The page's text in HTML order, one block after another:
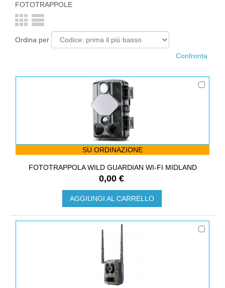
FOTOTRAPPOLE
Ordina per
SU ORDINAZIONE
FOTOTRAPPOLA WILD GUARDIAN WI-FI MIDLAND
0,00 €
AGGIUNGI AL CARRELLO